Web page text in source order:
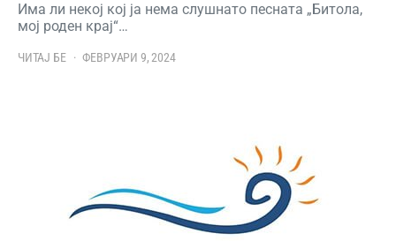
Има ли некој кој ја нема слушнато песната „Битола,
мој роден крај“…
ЧИТАЈ БЕ ФЕВРУАРИ 9, 2024